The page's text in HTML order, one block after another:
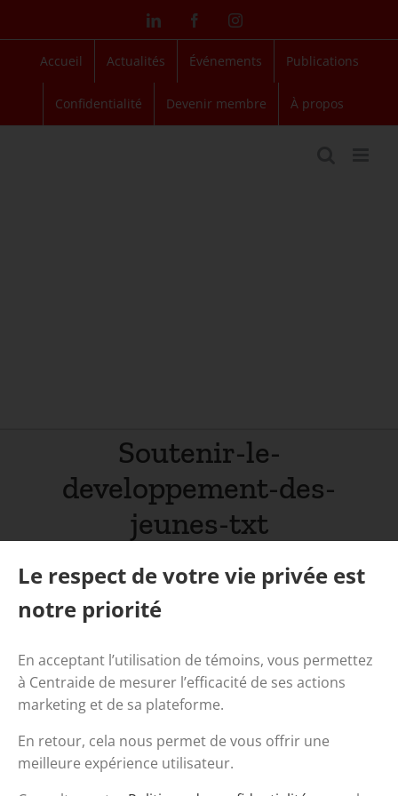
contenu
LinkedIn FacebookInstagram
Accueil Actualités Événements Publications
Confidentialité Devenir membre À propos
Soutenir-le-
developpement-des-
jeunes-txt
Briser l’isolement social /
Soutenir-le-developpement-des-jeunes-txt
Le respect de votre vie privée est
notre priorité
En acceptant l’utilisation de témoins, vous permettez
à Centraide de mesurer l’efficacité de ses actions
marketing et de sa plateforme.
En retour, cela nous permet de vous offrir une
meilleure expérience utilisateur.